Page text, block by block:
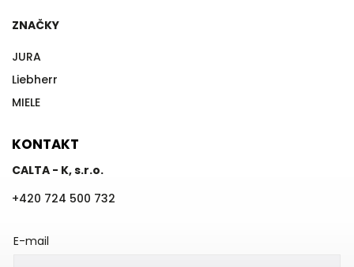
ZNAČKY
JURA
Liebherr
MIELE
KONTAKT
CALTA - K, s.r.o.
+420 724 500 732
E-mail